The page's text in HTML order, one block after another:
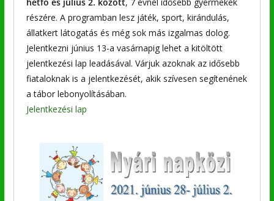
részére. A programban lesz játék, sport, kirándulás,
állatkert látogatás és még sok más izgalmas dolog.
Jelentkezni június 13-a vasárnapig lehet a kitöltött
jelentkezési lap leadásával. Várjuk azoknak az idősebb
fiataloknak is a jelentkezését, akik szívesen segítenének
a tábor lebonyolításában.
Jelentkezési lap